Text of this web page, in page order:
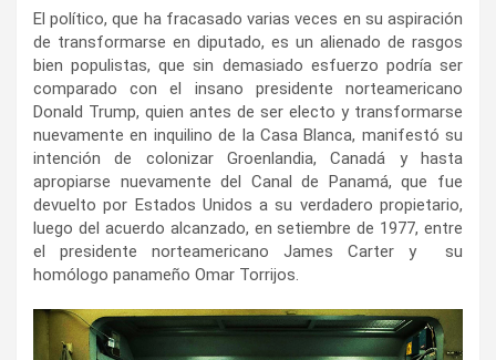
El político, que ha fracasado varias veces en su aspiración
de transformarse en diputado, es un alienado de rasgos
bien populistas, que sin demasiado esfuerzo podría ser
comparado con el insano presidente norteamericano
Donald Trump, quien antes de ser electo y transformarse
nuevamente en inquilino de la Casa Blanca, manifestó su
intención de colonizar Groenlandia, Canadá y hasta
apropiarse nuevamente del Canal de Panamá, que fue
devuelto por Estados Unidos a su verdadero propietario,
luego del acuerdo alcanzado, en setiembre de 1977, entre
el presidente norteamericano James Carter y su
homólogo panameño Omar Torrijos.